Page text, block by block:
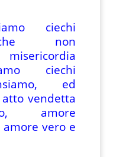
ciechi
che non
ciechi
ed
vendetta
amore
vero e